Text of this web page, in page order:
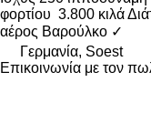
φορτίου 3.800 κιλά
αέρος Βαρούλκο ✓
Γερμανία, Soest
Επικοινωνία με τον